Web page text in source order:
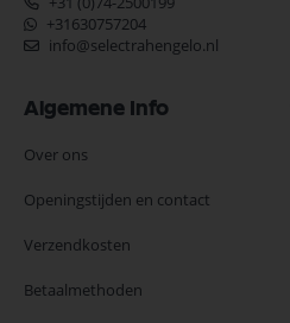
+31630757204
info@selectrahengelo.nl
Algemene Info
Over ons
Openingstijden en contact
Verzendkosten
Betaalmethoden